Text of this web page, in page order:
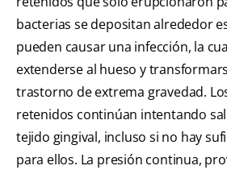
bacterias se depositan alrededor
pueden causar una infección, la
extenderse al hueso y
trastorno de extrema gravedad.
retenidos continúan intentando
tejido gingival, incluso si no hay
para ellos. La presión continua,